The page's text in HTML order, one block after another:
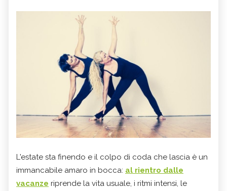
L'estate sta finendo e il colpo di coda che lascia è un
immancabile amaro in bocca: al rientro dalle
vacanze riprende la vita usuale, i ritmi intensi, le